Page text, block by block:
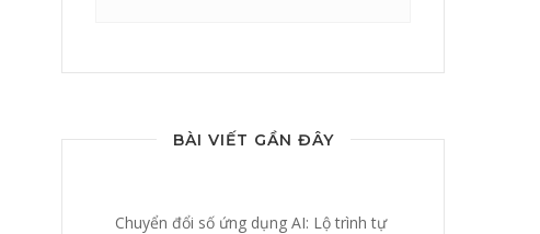
BÀI VIẾT GẦN ĐÂY
Chuyển đổi số ứng dụng AI: Lộ trình tự